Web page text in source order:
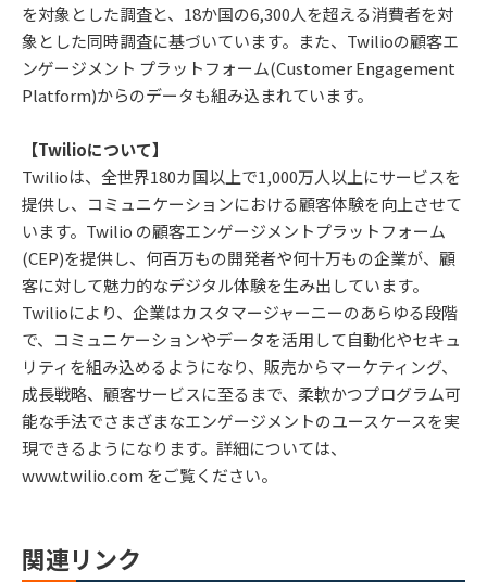
を対象とした調査と、18か国の6,300人を超える消費者を対
象とした同時調査に基づいています。また、Twilioの顧客エ
ンゲージメント プラットフォーム(Customer Engagement
Platform)からのデータも組み込まれています。
【Twilioについて】
Twilioは、全世界180カ国以上で1,000万人以上にサービスを
提供し、コミュニケーションにおける顧客体験を向上させて
います。Twilio の顧客エンゲージメントプラットフォーム
(CEP)を提供し、何百万もの開発者や何十万もの企業が、顧
客に対して魅力的なデジタル体験を生み出しています。
Twilioにより、企業はカスタマージャーニーのあらゆる段階
で、コミュニケーションやデータを活用して自動化やセキュ
リティを組み込めるようになり、販売からマーケティング、
成長戦略、顧客サービスに至るまで、柔軟かつプログラム可
能な手法でさまざまなエンゲージメントのユースケースを実
現できるようになります。詳細については、
www.twilio.com をご覧ください。
関連リンク